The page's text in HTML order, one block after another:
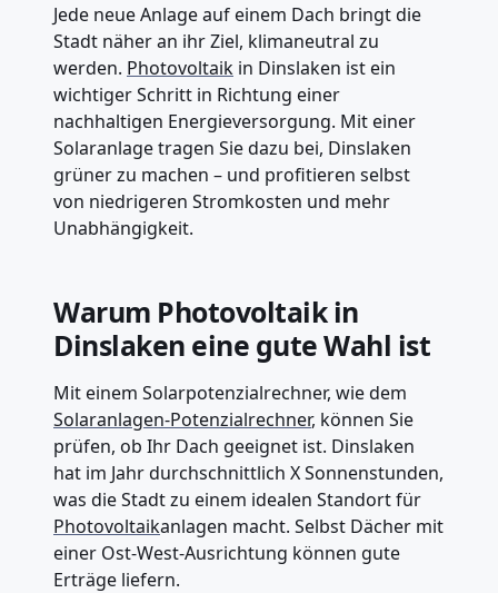
Jede neue Anlage auf einem Dach bringt die
Stadt näher an ihr Ziel, klimaneutral zu
werden. Photovoltaik in Dinslaken ist ein
wichtiger Schritt in Richtung einer
nachhaltigen Energieversorgung. Mit einer
Solaranlage tragen Sie dazu bei, Dinslaken
grüner zu machen – und profitieren selbst
von niedrigeren Stromkosten und mehr
Unabhängigkeit.
Warum Photovoltaik in
Dinslaken eine gute Wahl ist
Mit einem Solarpotenzialrechner, wie dem
Solaranlagen-Potenzialrechner, können Sie
prüfen, ob Ihr Dach geeignet ist. Dinslaken
hat im Jahr durchschnittlich X Sonnenstunden,
was die Stadt zu einem idealen Standort für
Photovoltaikanlagen macht. Selbst Dächer mit
einer Ost-West-Ausrichtung können gute
Erträge liefern.